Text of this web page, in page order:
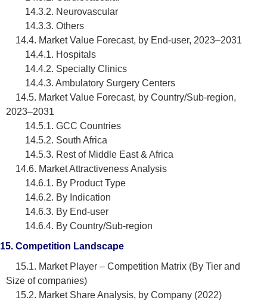
14.3.2. Neurovascular
14.3.3. Others
14.4. Market Value Forecast, by End-user, 2023–2031
14.4.1. Hospitals
14.4.2. Specialty Clinics
14.4.3. Ambulatory Surgery Centers
14.5. Market Value Forecast, by Country/Sub-region,
2023–2031
14.5.1. GCC Countries
14.5.2. South Africa
14.5.3. Rest of Middle East & Africa
14.6. Market Attractiveness Analysis
14.6.1. By Product Type
14.6.2. By Indication
14.6.3. By End-user
14.6.4. By Country/Sub-region
15. Competition Landscape
15.1. Market Player – Competition Matrix (By Tier and
Size of companies)
15.2. Market Share Analysis, by Company (2022)